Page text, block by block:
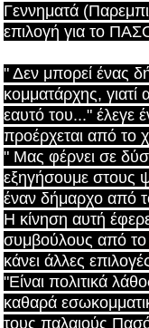
Γεννηματά (Π
επιλογή για το
" Δεν μπορεί ένας
κομματάρχης, γιατί
εαυτό του..." έλεγε
προέρχεται από το
" Μας φέρνει σε
εξηγήσουμε στους
έναν δήμαρχο από
Η κίνηση αυτή
συμβούλους από
κάνει άλλες
"Είναι πολιτικά
καθαρά
τους παλαιούς